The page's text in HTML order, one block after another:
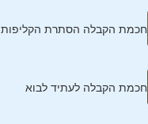
חכמת הקבלה הסתרת הקליפות
חכמת הקבלה לעתיד לבוא